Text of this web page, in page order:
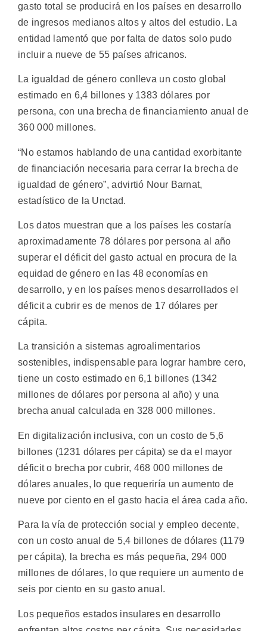
gasto total se producirá en los países en desarrollo
de ingresos medianos altos y altos del estudio. La
entidad lamentó que por falta de datos solo pudo
incluir a nueve de 55 países africanos.
La igualdad de género conlleva un costo global
estimado en 6,4 billones y 1383 dólares por
persona, con una brecha de financiamiento anual de
360 000 millones.
“No estamos hablando de una cantidad exorbitante
de financiación necesaria para cerrar la brecha de
igualdad de género”, advirtió Nour Barnat,
estadístico de la Unctad.
Los datos muestran que a los países les costaría
aproximadamente 78 dólares por persona al año
superar el déficit del gasto actual en procura de la
equidad de género en las 48 economías en
desarrollo, y en los países menos desarrollados el
déficit a cubrir es de menos de 17 dólares per
cápita.
La transición a sistemas agroalimentarios
sostenibles, indispensable para lograr hambre cero,
tiene un costo estimado en 6,1 billones (1342
millones de dólares por persona al año) y una
brecha anual calculada en 328 000 millones.
En digitalización inclusiva, con un costo de 5,6
billones (1231 dólares per cápita) se da el mayor
déficit o brecha por cubrir, 468 000 millones de
dólares anuales, lo que requeriría un aumento de
nueve por ciento en el gasto hacia el área cada año.
Para la vía de protección social y empleo decente,
con un costo anual de 5,4 billones de dólares (1179
per cápita), la brecha es más pequeña, 294 000
millones de dólares, lo que requiere un aumento de
seis por ciento en su gasto anual.
Los pequeños estados insulares en desarrollo